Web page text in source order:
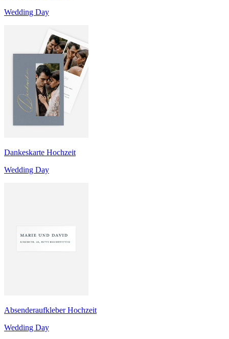
Wedding Day
Dankeskarte Hochzeit
Wedding Day
Absenderaufkleber Hochzeit
Wedding Day